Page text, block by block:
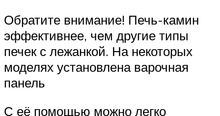
Обратите внимание! Печь-камин
эффективнее, чем другие типы
печек с лежанкой. На некоторых
моделях установлена варочная
панель
С её помощью можно легко